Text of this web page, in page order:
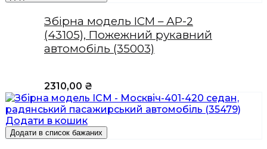
Збірна модель ICM – АР-2
(43105), Пожежний рукавний
автомобіль (35003)
2310,00 ₴
Додати в кошик
Додати в список бажаних